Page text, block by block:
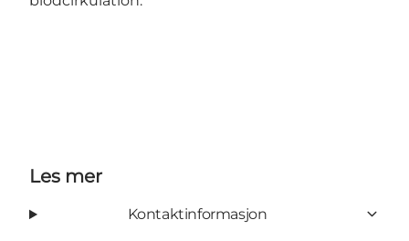
Les mer
Kontaktinformasjon